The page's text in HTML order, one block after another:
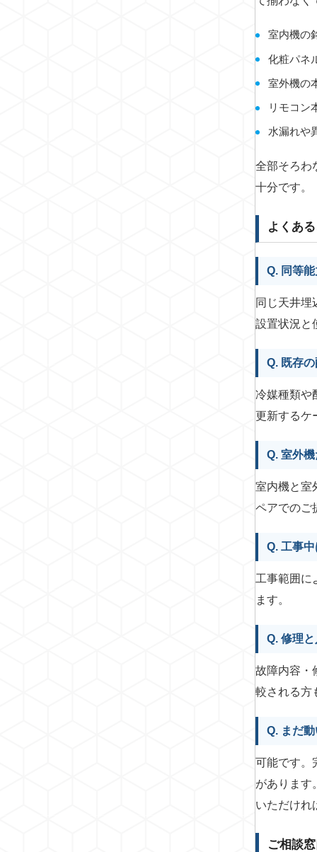
室内機の
化粧パネ
室外機の
リモコン
水漏れや
全部そろわ
十分です。
よくあ
Q. 同等
同じ天井埋
設置状況と
Q. 既存
冷媒種類や
更新するケ
Q. 室外
室内機と室
ペアでのご
Q. 工事
工事範囲に
ます。
Q. 修理
故障内容・
較される方
Q. まだ
可能です。
があります
いただけれ
ご相談